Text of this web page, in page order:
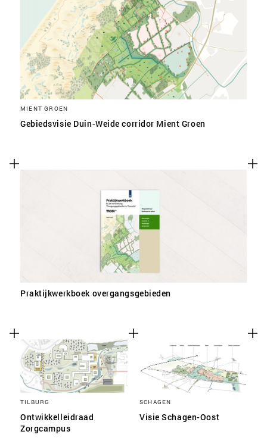
MIENT GROEN
Gebiedsvisie Duin-Weide corridor Mient Groen
Praktijkwerkboek overgangsgebieden
TILBURG
Ontwikkelleidraad
Zorgcampus
SCHAGEN
Visie Schagen-Oost